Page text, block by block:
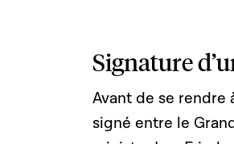
Signature
Avant de se rendre
signé entre le